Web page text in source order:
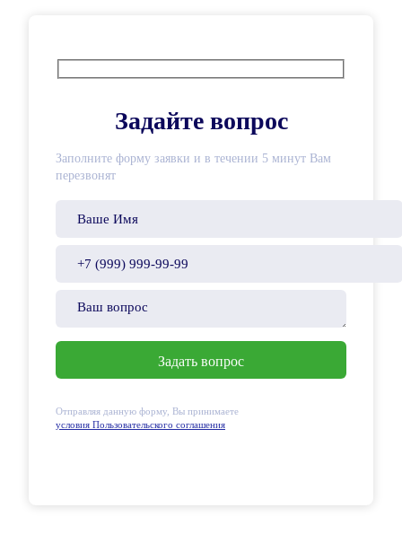
Задайте вопрос
Заполните форму заявки и в течении 5 минут Вам
перезвонят
Отправляя данную форму, Вы принимаете
условия Пользовательского соглашения